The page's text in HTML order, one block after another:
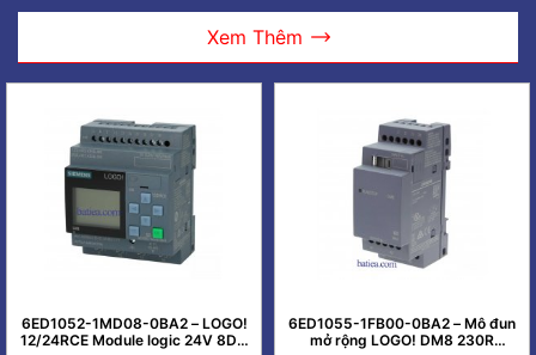
Xem Thêm
6ED1052-1MD08-0BA2 – LOGO!
12/24RCE Module logic 24V 8DI-
6ED1055-1FB00-0BA2 – Mô đun
mở rộng LOGO! DM8 230R